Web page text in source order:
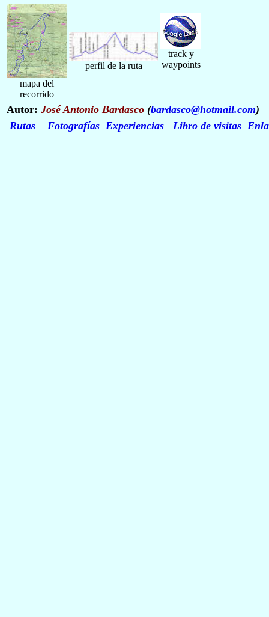
mapa del
recorrido
perfil de la ruta
track y
waypoints
Autor: José Antonio Bardasco (bardasco@hotmail.com)
Rutas
Fotografías Experiencias Libro de visitas